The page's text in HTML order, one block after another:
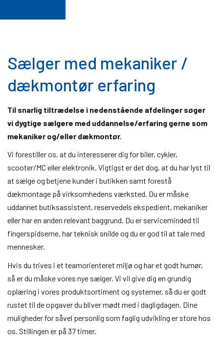
Sælger med mekaniker /
dækmontør erfaring
Til snarlig tiltrædelse i nedenstående afdelinger søger
vi dygtige sælgere med uddannelse/erfaring gerne som
mekaniker og/eller dækmontør.
Vi forestiller os, at du interesserer dig for biler, cykler,
scooter/MC eller elektronik. Vigtigst er det dog, at du har lyst til
at sælge og betjene kunder i butikken samt forestå
dækmontage på virksomhedens værksted. Du er måske
uddannet butiksassistent, reservedels ekspedient, mekaniker
eller har en anden relevant baggrund. Du er serviceminded til
fingerspidserne, har teknisk snilde og du er god til at tale med
mennesker.
Hvis du trives i et teamorienteret miljø og har et godt humør,
så er du måske vores nye sælger. Vi vil give dig en grundig
oplæring i vores produktsortiment og systemer, så du er godt
rustet til de opgaver du bliver mødt med i dagligdagen. Dine
muligheder for såvel personlig som faglig udvikling er store hos
os. Stillingen er på 37 timer.